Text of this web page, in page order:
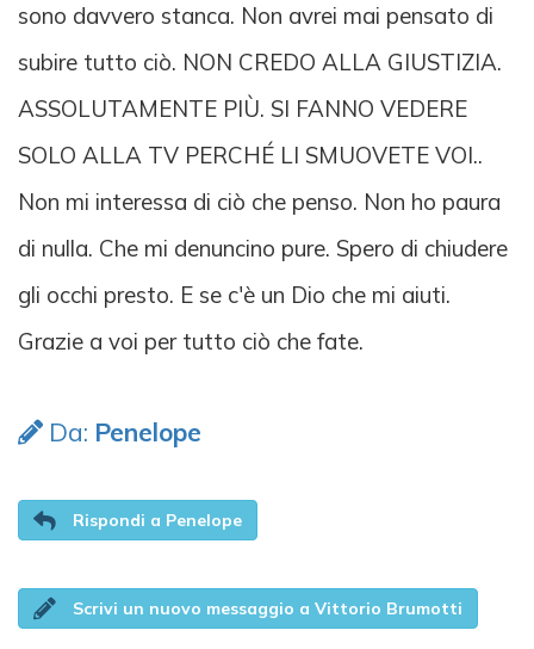
sono davvero stanca. Non avrei mai pensato di
subire tutto ciò. NON CREDO ALLA GIUSTIZIA.
ASSOLUTAMENTE PIÙ. SI FANNO VEDERE
SOLO ALLA TV PERCHÉ LI SMUOVETE VOI..
Non mi interessa di ciò che penso. Non ho paura
di nulla. Che mi denuncino pure. Spero di chiudere
gli occhi presto. E se c'è un Dio che mi aiuti.
Grazie a voi per tutto ciò che fate.
Da: Penelope
Rispondi a Penelope
Scrivi un nuovo messaggio a Vittorio Brumotti